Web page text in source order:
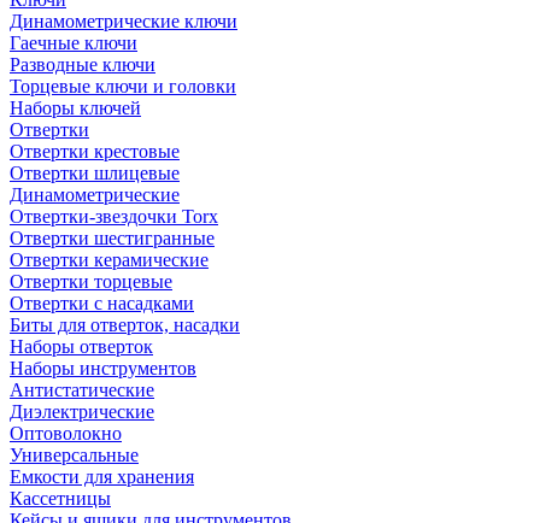
Динамометрические ключи
Гаечные ключи
Разводные ключи
Торцевые ключи и головки
Наборы ключей
Отвертки
Отвертки крестовые
Отвертки шлицевые
Динамометрические
Отвертки-звездочки Torx
Отвертки шестигранные
Отвертки керамические
Отвертки торцевые
Отвертки с насадками
Биты для отверток, насадки
Наборы отверток
Наборы инструментов
Антистатические
Диэлектрические
Оптоволокно
Универсальные
Емкости для хранения
Кассетницы